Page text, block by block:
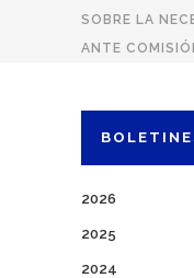
SOBRE LA
ANTE
2026
2025
2024